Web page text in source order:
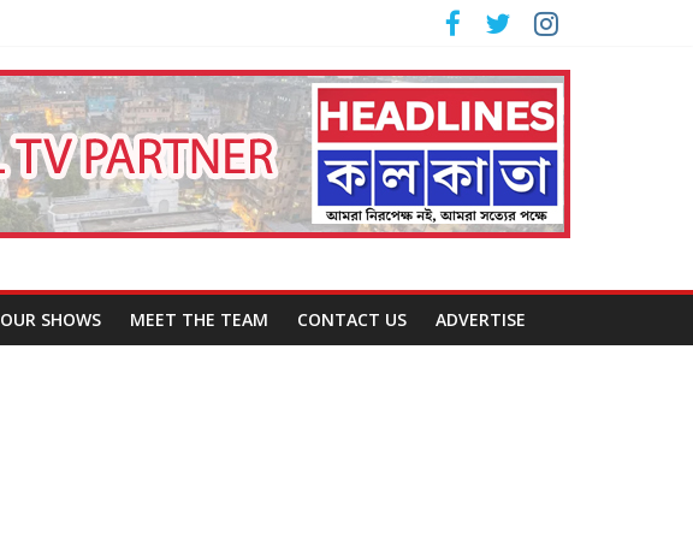
OUR SHOWS MEET THE TEAM CONTACT US ADVERTISE